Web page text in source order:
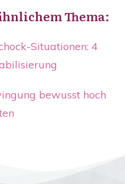
Thema:
Situationen: 4
bewusst hoch